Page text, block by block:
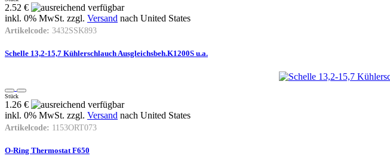
2.52 €
inkl. 0% MwSt. zzgl. Versand nach United States
Artikelcode: 3432SSK893
Schelle 13,2-15,7 Kühlerschlauch Ausgleichsbeh.K1200S u.a.
Stück
1.26 €
inkl. 0% MwSt. zzgl. Versand nach United States
Artikelcode: 1153ORT073
O-Ring Thermostat F650